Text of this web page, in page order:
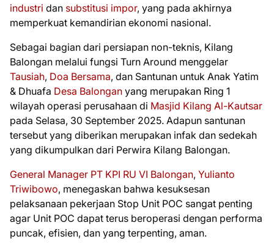
industri dan substitusi impor, yang pada akhirnya
memperkuat kemandirian ekonomi nasional.
Sebagai bagian dari persiapan non-teknis, Kilang
Balongan melalui fungsi Turn Around menggelar
Tausiah, Doa Bersama, dan Santunan untuk Anak Yatim
& Dhuafa Desa Balongan yang merupakan Ring 1
wilayah operasi perusahaan di Masjid Kilang Al-Kautsar
pada Selasa, 30 September 2025. Adapun santunan
tersebut yang diberikan merupakan infak dan sedekah
yang dikumpulkan dari Perwira Kilang Balongan.
General Manager PT KPI RU VI Balongan, Yulianto
Triwibowo, menegaskan bahwa kesuksesan
pelaksanaan pekerjaan Stop Unit POC sangat penting
agar Unit POC dapat terus beroperasi dengan performa
puncak, efisien, dan yang terpenting, aman.